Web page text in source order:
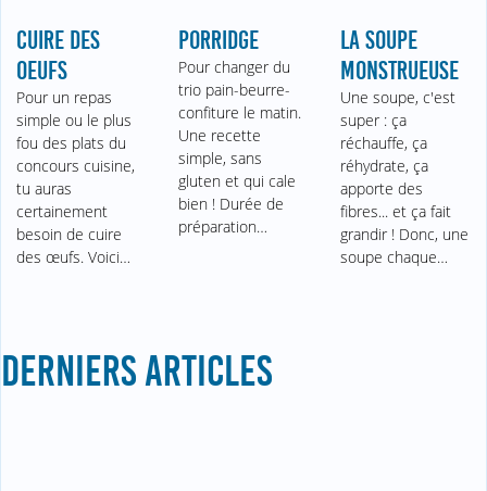
CUIRE DES
OEUFS
Pour un repas
simple ou le plus
fou des plats du
concours cuisine,
tu auras
certainement
besoin de cuire
des œufs. Voici…
PORRIDGE
Pour changer du
trio pain-beurre-
confiture le matin.
Une recette
simple, sans
gluten et qui cale
bien ! Durée de
préparation…
LA SOUPE
MONSTRUEUSE
Une soupe, c'est
super : ça
réchauffe, ça
réhydrate, ça
apporte des
fibres... et ça fait
grandir ! Donc, une
soupe chaque…
DERNIERS ARTICLES